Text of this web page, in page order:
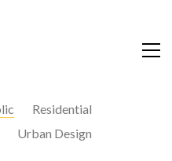
Residential
Urban Design